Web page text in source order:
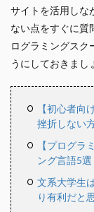
サイトを活用しな
ない点をすぐに質
ログラミングスク
うにしておきまし
【初心者向
挫折しない
【プログラ
ング言語5選
文系大学生
り有利だと